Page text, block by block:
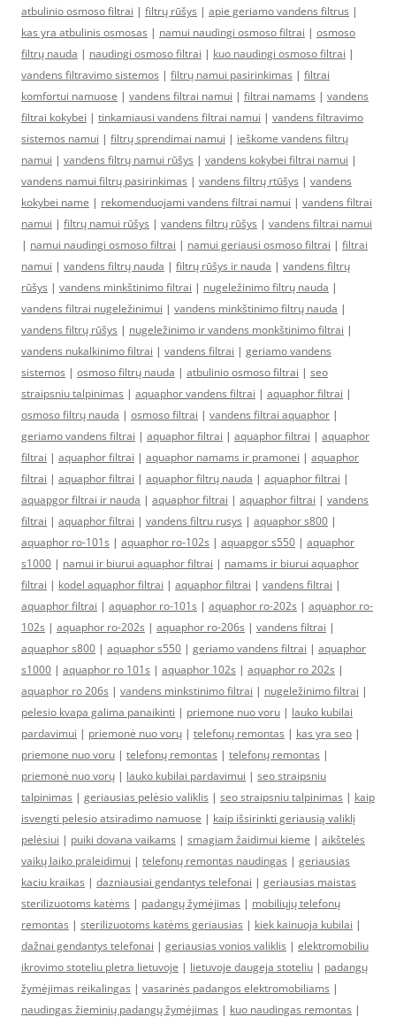
atbulinio osmoso filtrai | filtrų rūšys | apie geriamo vandens filtrus |
kas yra atbulinis osmosas | namui naudingi osmoso filtrai | osmoso
filtrų nauda | naudingi osmoso filtrai | kuo naudingi osmoso filtrai |
vandens filtravimo sistemos | filtrų namui pasirinkimas | filtrai
komfortui namuose | vandens filtrai namui | filtrai namams | vandens
filtrai kokybei | tinkamiausi vandens filtrai namui | vandens filtravimo
sistemos namui | filtrų sprendimai namui | ieškome vandens filtrų
namui | vandens filtrų namui rūšys | vandens kokybei filtrai namui |
vandens namui filtrų pasirinkimas | vandens filtrų rtūšys | vandens
kokybei name | rekomenduojami vandens filtrai namui | vandens filtrai
namui | filtrų namui rūšys | vandens filtrų rūšys | vandens filtrai namui
| namui naudingi osmoso filtrai | namui geriausi osmoso filtrai | filtrai
namui | vandens filtrų nauda | filtrų rūšys ir nauda | vandens filtrų
rūšys | vandens minkštinimo filtrai | nugeležinimo filtrų nauda |
vandens filtrai nugeležinimui | vandens minkštinimo filtrų nauda |
vandens filtrų rūšys | nugeležinimo ir vandens monkštinimo filtrai |
vandens nukalkinimo filtrai | vandens filtrai | geriamo vandens
sistemos | osmoso filtrų nauda | atbulinio osmoso filtrai | seo
straipsniu talpinimas | aquaphor vandens filtrai | aquaphor filtrai |
osmoso filtrų nauda | osmoso filtrai | vandens filtrai aquaphor |
geriamo vandens filtrai | aquaphor filtrai | aquaphor filtrai | aquaphor
filtrai | aquaphor filtrai | aquaphor namams ir pramonei | aquaphor
filtrai | aquaphor filtrai | aquaphor filtrų nauda | aquaphor filtrai |
aquapgor filtrai ir nauda | aquaphor filtrai | aquaphor filtrai | vandens
filtrai | aquaphor filtrai | vandens filtru rusys | aquaphor s800 |
aquaphor ro-101s | aquaphor ro-102s | aquapgor s550 | aquaphor
s1000 | namui ir biurui aquaphor filtrai | namams ir biurui aquaphor
filtrai | kodel aquaphor filtrai | aquaphor filtrai | vandens filtrai |
aquaphor filtrai | aquaphor ro-101s | aquaphor ro-202s | aquaphor ro-
102s | aquaphor ro-202s | aquaphor ro-206s | vandens filtrai |
aquaphor s800 | aquaphor s550 | geriamo vandens filtrai | aquaphor
s1000 | aquaphor ro 101s | aquaphor 102s | aquaphor ro 202s |
aquaphor ro 206s | vandens minkstinimo filtrai | nugeležinimo filtrai |
pelesio kvapa galima panaikinti | priemone nuo voru | lauko kubilai
pardavimui | priemonė nuo vorų | telefonų remontas | kas yra seo |
priemone nuo voru | telefonų remontas | telefonų remontas |
priemonė nuo vorų | lauko kubilai pardavimui | seo straipsniu
talpinimas | geriausias pelėsio valiklis | seo straipsniu talpinimas | kaip
isvengti pelesio atsiradimo namuose | kaip išsirinkti geriausią valiklį
pelėsiui | puiki dovana vaikams | smagiam žaidimui kieme | aikštelės
vaikų laiko praleidimui | telefonų remontas naudingas | geriausias
kaciu kraikas | dazniausiai gendantys telefonai | geriausias maistas
sterilizuotoms katėms | padangų žymėjimas | mobiliųjų telefonų
remontas | sterilizuotoms katėms geriausias | kiek kainuoja kubilai |
dažnai gendantys telefonai | geriausias vonios valiklis | elektromobiliu
ikrovimo stoteliu pletra lietuvoje | lietuvoje daugeja stoteliu | padangų
žymėjimas reikalingas | vasarinės padangos elektromobiliams |
naudingas žieminių padangų žymėjimas | kuo naudingas remontas |